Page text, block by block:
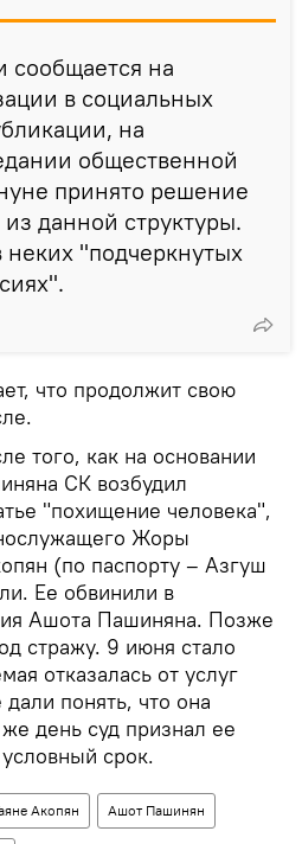
на
в социальных
на
общественной
принято решение
данной структуры.
"подчеркнутых
что продолжит свою
того, как на основании
СК возбудил
"похищение человека",
Жоры
(по паспорту – Азгуш
Ее обвинили в
Ашота Пашиняна. Позже
стражу. 9 июня стало
отказалась от услуг
понять, что она
день суд признал ее
срок.
Акопян Ашот Пашинян